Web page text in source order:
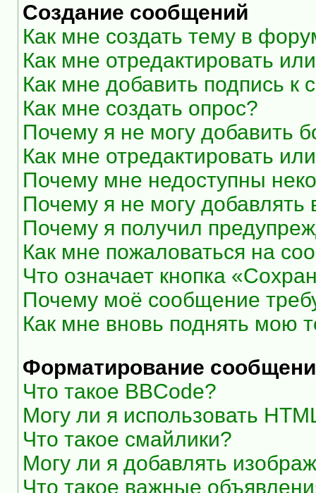
Создание сообщений
Как мне создать тему в
Как мне отредактировать
Как мне добавить подпись
Как мне создать опрос?
Почему я не могу добавить
Как мне отредактировать
Почему мне недоступны
Почему я не могу добавлять
Почему я получил
Как мне пожаловаться на
Что означает кнопка
Почему моё сообщение
Как мне вновь поднять мою
Форматирование
Что такое BBCode?
Могу ли я использовать
Что такое смайлики?
Могу ли я добавлять
Что такое важные